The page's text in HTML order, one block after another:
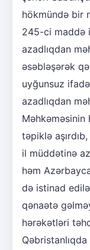
hökmündə bir
245-ci maddə
azadlıqdan
əsəbləşərək
uyğunsuz
azadlıqdan
Məhkəməsinin
təpiklə
il müddətinə
həm
də istinad
qənaətə
hərəkətləri